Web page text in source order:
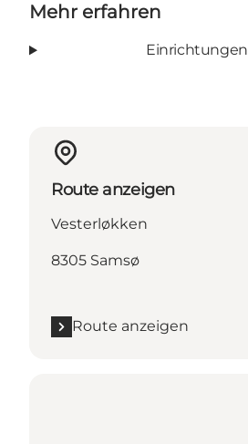
Mehr erfahren
Einrichtungen
Route anzeigen
Vesterløkken
8305 Samsø
Route anzeigen